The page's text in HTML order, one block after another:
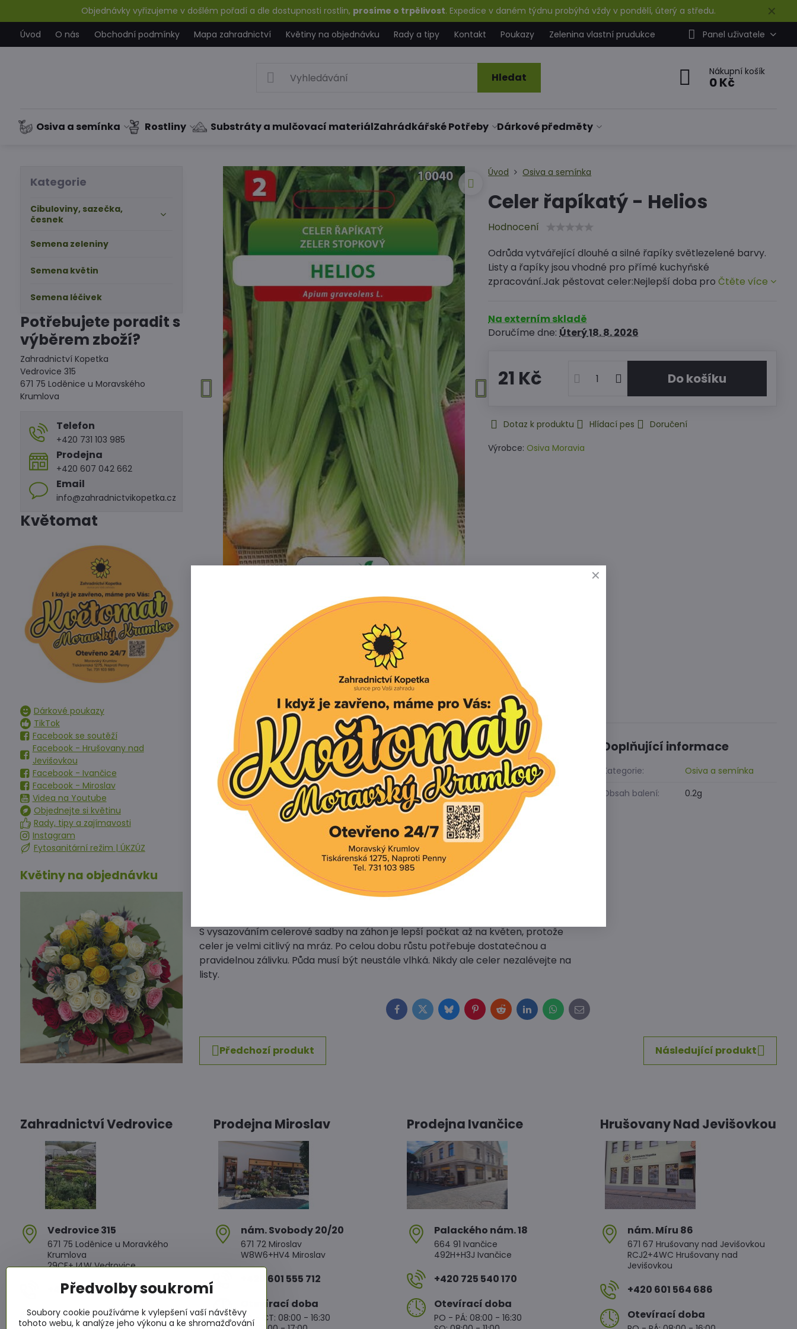
✕
Objednávky vyřizujeme v došlém pořadí a dle dostupnosti rostlin, prosíme o trpělivost. Expedice v daném týdnu probýhá vždy v pondělí, úterý a středu.
Úvod
O nás Obchodní podmínky Mapa zahradnictví Květiny na objednávku Rady a tipy Kontakt Poukazy Zelenina vlastní prudukce Panel uživatele
Hledat Nákupní košík
0 Kč
Osiva a semínka Rostliny Substráty a mulčovací materiálZahrádkářské Potřeby Dárkové předměty
Úvod Osiva a semínka
Celer řapíkatý - Helios
Hodnocení
Odrůda vytvářející dlouhé a silné řapíky světlezelené barvy.
Listy a řapíky jsou vhodné pro přímé kuchyňské
zpracování.Jak pěstovat celer:Nejlepší doba proČtěte více
Na externím skladě
Doručíme dne:Úterý18. 8. 2026
21 Kč Do košíku
Dotaz k produktu Hlídací pes
Doručení
Výrobce: Osiva Moravia
Popis Recenze 0 Diskuse
Odrůda vytvářející dlouhé a silné řapíky světlezelené barvy. Listy a řapíky jsou
vhodné pro přímé kuchyňské zpracování.
Jak pěstovat celer:
Nejlepší doba pro vysetí semen do truhlíků je druhá polovina února a začátek
března. Vyseté truhlíky uložte buď do vytápěného skleníku, nebo je doma dejte na
okenní parapet. Teplota by měla být mezi 18 až 23 ˚C. Pokud je teplota vyšší,
rostlinky se začnou vytahovat.
Po dobu klíčení a vzcházení dbejte na přiměřenou zálivku. Světlo není pro klíčící
celer až tak zásadní. Po vzejití teplotu postupně snižujte až na 10 ˚C.
S vysazováním celerové sadby na záhon je lepší počkat až na květen, protože
celer je velmi citlivý na mráz. Po celou dobu růstu potřebuje dostatečnou a
pravidelnou zálivku. Půda musí být neustále vlhká. Nikdy ale celer nezalévejte na
listy.
Doplňující informace
Kategorie:
Osiva a semínka
Obsah balení:
0.2g
Facebook
TwitterBlueskyPinterest
RedditLinkedInWhatsApp
E-
mail
Předchozí produkt Následující produkt
Kategorie
Cibuloviny, sazečka,
česnek
Semena zeleniny
Semena květin
Semena léčivek
Potřebujete poradit s
výběrem zboží?
Zahradnictví Kopetka
Vedrovice 315
671 75 Loděnice u Moravského
Krumlova
Telefon
+420 731 103 985
Prodejna
+420 607 042 662
Email
info@zahradnictvikopetka.cz
Květomat
Dárkové poukazy
TikTok
Facebook se soutěží
Facebook - Hrušovany nad
Jevišovkou
Facebook - Ivančice
Facebook - Miroslav
Videa na Youtube
Objednejte si květinu
Rady, tipy a zajímavosti
Instagram
Fytosanitární režim | ÚKZÚZ
Květiny na objednávku
Zahradnictví Vedrovice
Vedrovice 315
671 75 Loděnice u Moravkého
Krumlova
29CF+J4W Vedrovice
+420 607 042 662
Otevírací doba
Prodejna Miroslav
nám​. Svobody 20/20
671 72 Miroslav
W8W6+HV4 Miroslav
+420 601 555 712
Otevírací doba
PO - ČT: 08:00 - 16:30
Prodejna Ivančice
Palackého nám​. 18
664 91 Ivančice
492H+H3J Ivančice
+420 725 540 170
Otevírací doba
PO - PÁ: 08:00 - 16:30
Hrušovany Nad Jevišovkou
nám​. Míru 86
671 67 Hrušovany nad Jevišovkou
RCJ2+4WC Hrušovany nad
Jevišovkou
+420 601 564 686
Otevírací doba
Předvolby soukromí
Soubory cookie používáme k vylepšení vaší návštěvy
tohoto webu, k analýze jeho výkonu a ke shromažďování